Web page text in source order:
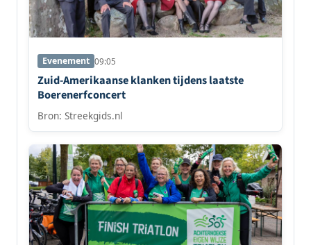
Evenement 09:05
Zuid-Amerikaanse klanken tijdens laatste
Boerenerfconcert
Bron: Streekgids.nl